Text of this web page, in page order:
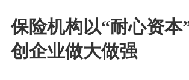
保险机构以“耐心资本
创企业做大做强